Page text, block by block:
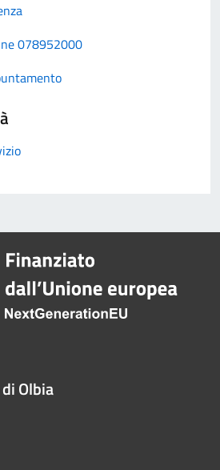
078952000
Olbia